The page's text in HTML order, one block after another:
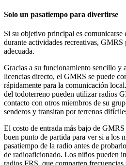
Solo un pasatiempo para divertirse
Si su objetivo principal es comunicarse
durante actividades recreativas, GMRS
adecuada.
Gracias a su funcionamiento sencillo y
licencias directo, el GMRS se puede
rápidamente para la comunicación
del todoterreno pueden utilizar radios
contacto con otros miembros de su
senderos y transitan por terrenos
El costo de entrada más bajo de
buen punto de partida para ver si a los
pasatiempo de la radio antes de
de radioaficionado. Los niños pueden